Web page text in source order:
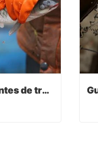
Fabricante de guantes de trabajo